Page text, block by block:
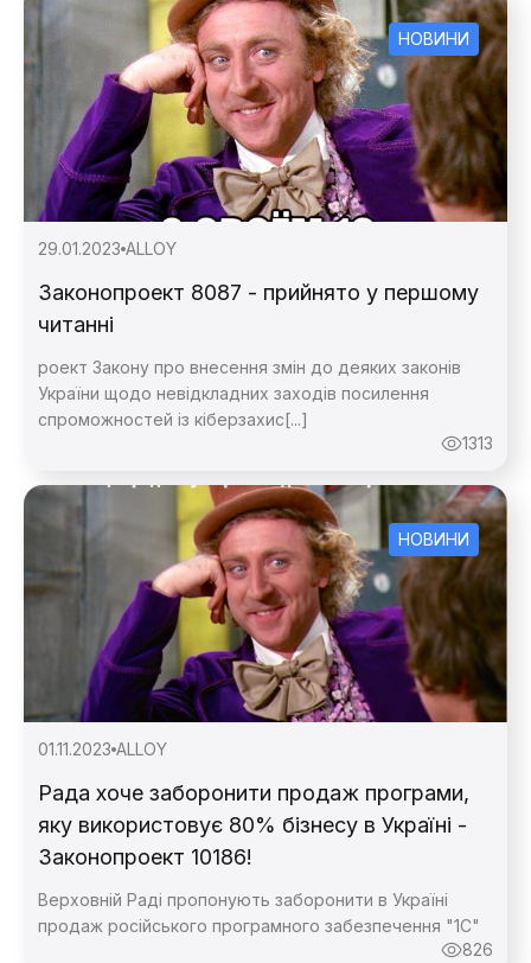
НОВИНИ
29.01.2023 ALLOY
Законопроект 8087 - прийнято у першому
читанні
роект Закону про внесення змін до деяких законів
України щодо невідкладних заходів посилення
спроможностей із кіберзахис[...]
1313
НОВИНИ
01.11.2023 ALLOY
Рада хоче заборонити продаж програми,
яку використовує 80% бізнесу в Україні -
Законопроект 10186!
Верховній Раді пропонують заборонити в Україні
продаж російського програмного забезпечення "1С"
826